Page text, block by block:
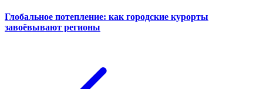
Глобальное потепление: как городские курорты
завоёвывают регионы